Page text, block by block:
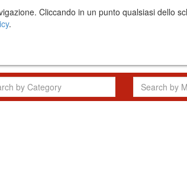
Cliccando in un punto qualsiasi dello
.